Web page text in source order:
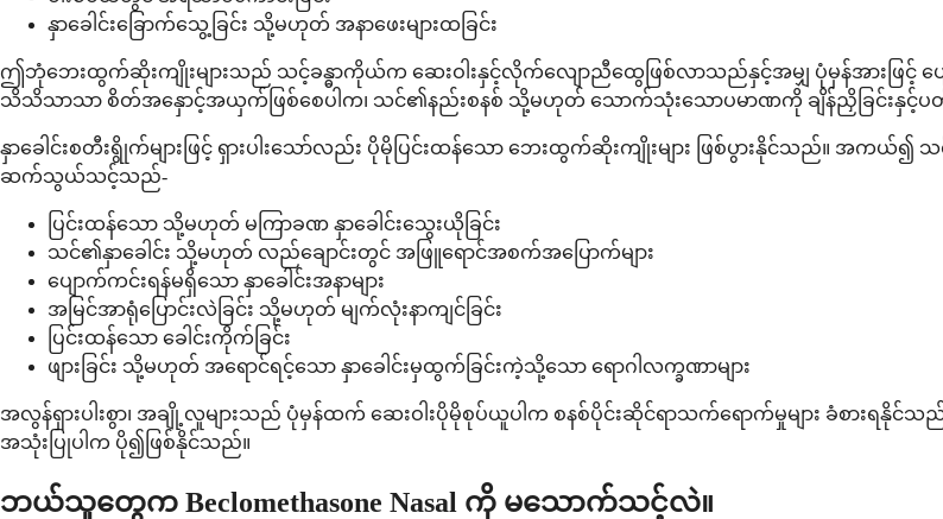
နှာခေါင်းခြောက်သွေ့ခြင်း သို့မဟုတ် အနာဖေးများထခြင်း
ဤဘုံဘေးထွက်ဆိုးကျိုးများသည် သင့်ခန္ဓာကိုယ်က ဆေးဝါးနှင့်လိုက်လျောညီထွေဖြစ်လာသည်နှင့်အမျှ ပုံမှန်အားဖြင့်
သိသိသာသာ စိတ်အနှောင့်အယှက်ဖြစ်စေပါက၊ သင်၏နည်းစနစ် သို့မဟုတ် သောက်သုံးသောပမာဏကို ချိန်ညှိခြင်းနှင့်ပ
နှာခေါင်းစတီးရွိုက်များဖြင့် ရှားပါးသော်လည်း ပိုမိုပြင်းထန်သော ဘေးထွက်ဆိုးကျိုးများ ဖြစ်ပွားနိုင်သည်။ အ
ဆက်သွယ်သင့်သည်-
ပြင်းထန်သော သို့မဟုတ် မကြာခဏ နှာခေါင်းသွေးယိုခြင်း
သင်၏နှာခေါင်း သို့မဟုတ် လည်ချောင်းတွင် အဖြူရောင်အစက်အပြောက်များ
ပျောက်ကင်းရန်မရှိသော နှာခေါင်းအနာများ
အမြင်အာရုံပြောင်းလဲခြင်း သို့မဟုတ် မျက်လုံးနာကျင်ခြင်း
ပြင်းထန်သော ခေါင်းကိုက်ခြင်း
ဖျားခြင်း သို့မဟုတ် အရောင်ရင့်သော နှာခေါင်းမှထွက်ခြင်းကဲ့သို့သော ရောဂါလက္ခဏာများ
အလွန်ရှားပါးစွာ၊ အချို့လူများသည် ပုံမှန်ထက် ဆေးဝါးပိုမိုစုပ်ယူပါက စနစ်ပိုင်းဆိုင်ရာသက်ရောက်မှုများ ခံစားရနိုင်
အသုံးပြုပါက ပို၍ဖြစ်နိုင်သည်။
ဘယ်သူတွေက Beclomethasone Nasal ကို မသောက်သင့်လဲ။